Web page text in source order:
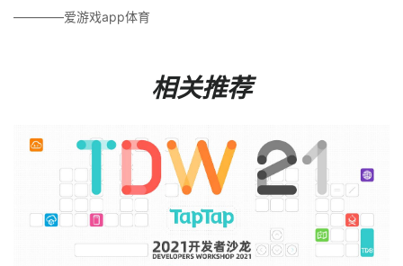
————爱游戏app体育
相关推荐